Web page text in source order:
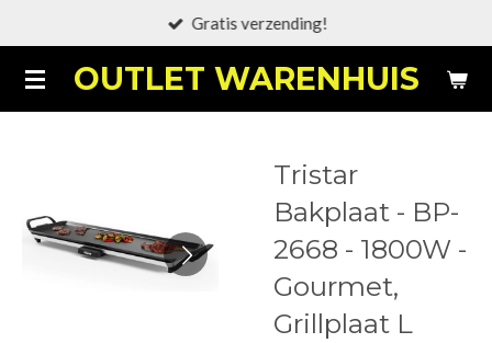
naar
de
OUTLET WARENHUIS
Gratis verzending!
Tristar
Bakplaat - BP-
2668 - 1800W -
Gourmet,
Grillplaat L